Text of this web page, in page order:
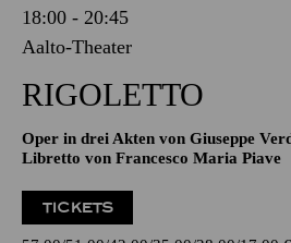
Sonntag
08.11.2026
18:00 - 20:45
RIGO­LETTO
Oper in drei Akten von Giuseppe Verdi
Libretto von Francesco Maria Piave